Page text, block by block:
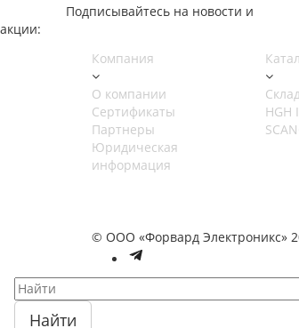
Подписывайтесь на новости и
акции:
Компания
О компании
Сертификаты
Партнеры
Юридическая
информация
HGH
© ООО «Форвард Электроникс»
Найти